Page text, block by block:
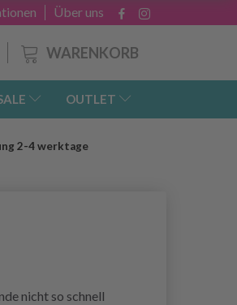
Über uns
WARENKORB
OUTLET
2-4 werktage
nicht so schnell